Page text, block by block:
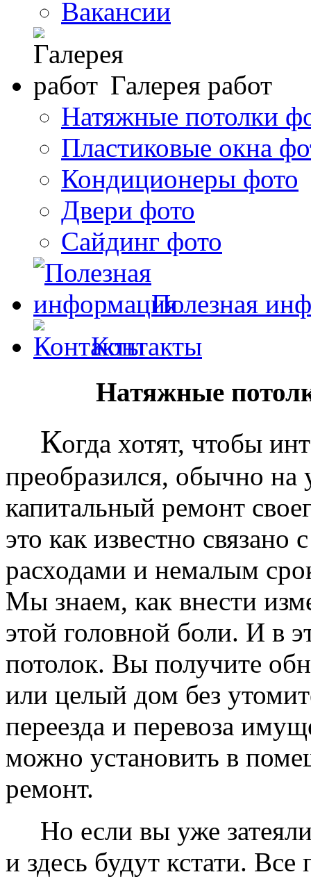
Вакансии
Галерея работ
Натяжные потолки
Пластиковые окна
Кондиционеры фото
Двери фото
Сайдинг фото
Полезная
Контакты
Натяжные
Когда хотят, чтобы
преобразился, обычно на
капитальный ремонт
это как известно
расходами и немалым
Мы знаем, как внести
этой головной боли. И в
потолок. Вы получите
или целый дом без
переезда и перевоза
можно установить в
ремонт.
Но если вы уже
и здесь будут кстати.